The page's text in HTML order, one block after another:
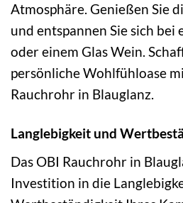
Atmosphäre. Genießen Sie
und entspannen Sie sich bei
oder einem Glas Wein.
persönliche Wohlfühloase
Rauchrohr in Blauglanz.
Langlebigkeit und
Das OBI Rauchrohr in
Investition in die